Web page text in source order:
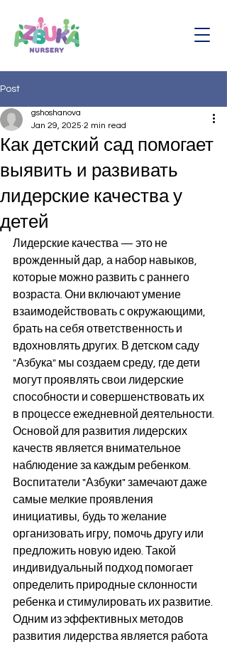
Post
Как детский сад помогает
выявить и развивать
лидерские качества у
детей
gshoshanova
Jan 29, 2025 2 min read
Лидерские качества — это не
врожденный дар, а набор навыков,
которые можно развить с раннего
возраста. Они включают умение
взаимодействовать с окружающими,
брать на себя ответственность и
вдохновлять других. В детском саду
"Азбука" мы создаем среду, где дети
могут проявлять свои лидерские
способности и совершенствовать их
в процессе ежедневной деятельности.
Основой для развития лидерских
качеств является внимательное
наблюдение за каждым ребенком.
Воспитатели "Азбуки" замечают даже
самые мелкие проявления
инициативы, будь то желание
организовать игру, помочь другу или
предложить новую идею. Такой
индивидуальный подход помогает
определить природные склонности
ребенка и стимулировать их развитие.
Одним из эффективных методов
развития лидерства является работа